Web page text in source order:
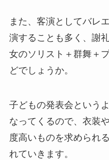
また、客演としてバレ
演することも多く、謝
女のソリスト＋群舞＋
どでしょうか。
子どもの発表会という
なってくるので、衣装
度高いものを求められ
れていきます。